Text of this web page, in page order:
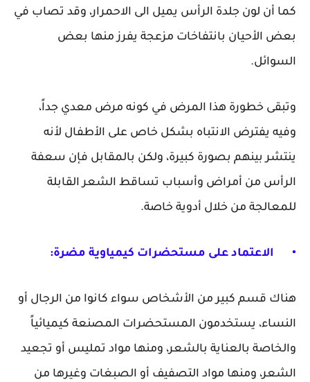
كما أن لون جلدة الرأس يميل الى الاحمرار، وقد تصاب في
بعض الأحيان بانتفاخات مزعجة يفرز منها بعض
السوائل.
وتبقى خطورة هذا المرض في كونه مرض معدي جداً،
وفيه يفترض الانتباه بشكل خاص على الأطفال لأنه
ينتشر بينهم بصورة كبيرة، ولكن بالمقابل فإن سعفة
الرأس من أمراض وأسباب تساقط الشعر القابلة
للمعالجة من خلال أدوية خاصة.
• الاعتماد على مستحضرات كيمياوية مضرة:
هناك قسم كبير من الأشخاص سواء كانوا من الرجال أو
النساء، يستخدمون المستحضرات المصنعة كيميائياً
والخاصة بالعناية بالشعر، ومنها مواد تمليس أو تجعيد
الشعر، ومنها مواد التصفيف أو الصبغات وغيرها من